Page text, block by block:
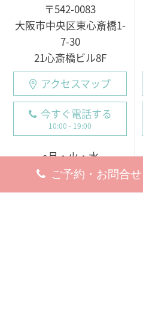
〒542-0083
大阪市中央区東心斎橋1-
7-30
21心斎橋ビル8F
アクセスマップ
今すぐ電話する
10:00 - 19:00
○月・火・水
10:00 - 19:00